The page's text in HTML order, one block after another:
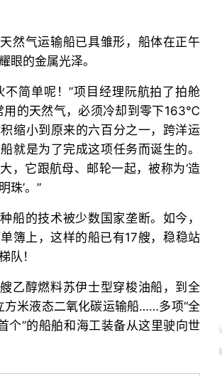
然气运输船已具雏形，船体在正午
眼的金属光泽。
不简单呢！”项目经理阮航拍了拍舱
用的天然气，必须冷却到零下163℃
缩小到原来的六百分之一，跨洋运
就是为了完成这项任务而诞生的。
，它跟航母、邮轮一起，被称为‘造
珠’。”
船的技术被少数国家垄断。如今，
簿上，这样的船已有17艘，稳稳站
队！
乙醇燃料苏伊士型穿梭油船，到全
米液态二氧化碳运输船……多项“全
个”的船舶和海工装备从这里驶向世